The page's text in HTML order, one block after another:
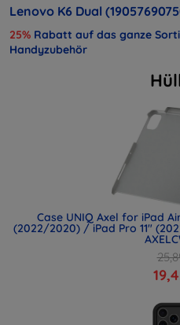
Lenovo K6 Dual
25% Rabatt auf das ganze
Handyzubehör
Case UNIQ Axel for iPad
(2022/2020) / iPad Pro 11"